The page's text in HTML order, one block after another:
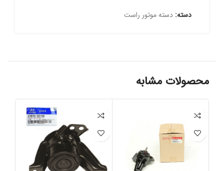
دسته: دسته موتور راست
محصولات مشابه